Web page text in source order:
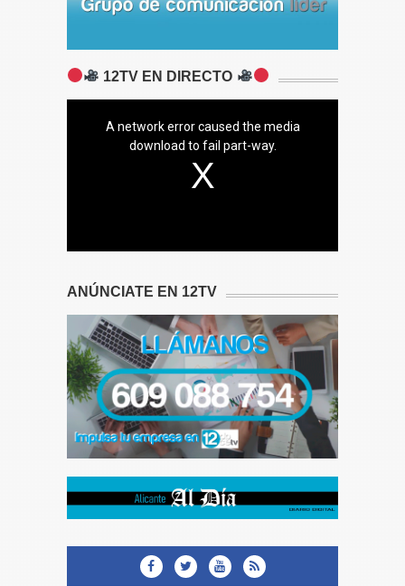
12TV EN DIRECTO
A network error caused the media
download to fail part-way.
ANÚNCIATE EN 12TV